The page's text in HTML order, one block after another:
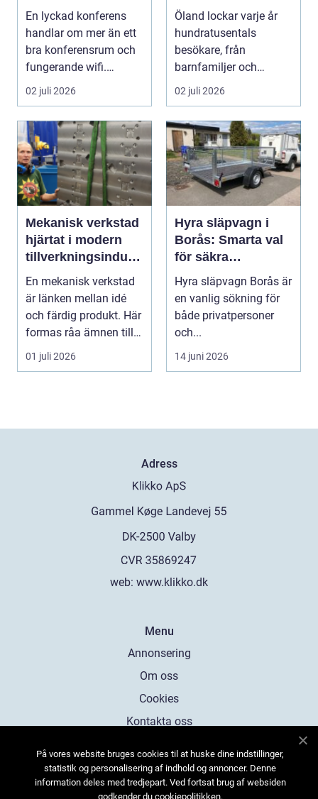
En lyckad konferens
handlar om mer än ett
bra konferensrum och
fungerande wifi.
Företag som planerar...
02 juli 2026
solsäkraste ö
Öland lockar varje år
hundratusentals
besökare, från
barnfamiljer och
natur&au...
02 juli 2026
Mekanisk verkstad
hjärtat i modern
tillverkningsindust
ri
En mekanisk verkstad
är länken mellan idé
och färdig produkt. Här
formas råa ämnen till
precisa mask...
01 juli 2026
Hyra släpvagn i
Borås: Smarta val
för säkra
transporter
Hyra släpvagn Borås är
en vanlig sökning för
både privatpersoner
och...
14 juni 2026
Adress
web: www.klikko.dk
Menu
Annonsering
Om oss
Cookies
Kontakta oss
På vores website bruges cookies til at huske dine indstillinger,
statistik og personalisering af indhold og annoncer. Denne
information deles med tredjepart. Ved fortsat brug af websiden
godkender du cookiepolitikken.